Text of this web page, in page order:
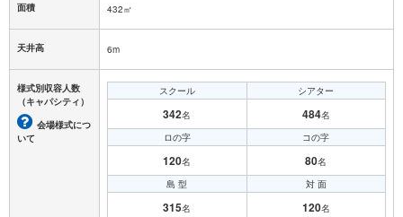
面積 432㎡
天井高 6m
様式別収容人数
（キャパシティ）
会場様式につ
いて
スクール
342名
シアター
484名
ロの字
120名
コの字
80名
島 型
315名
対 面
120名